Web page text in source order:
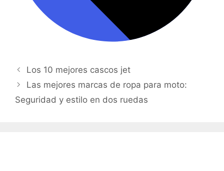
Los 10 mejores cascos jet
Las mejores marcas de ropa para moto:
Seguridad y estilo en dos ruedas